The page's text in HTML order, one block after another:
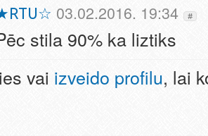
03.02.2016. 19:34 #
stila 90% ka liztiks
vai izveido profilu, lai